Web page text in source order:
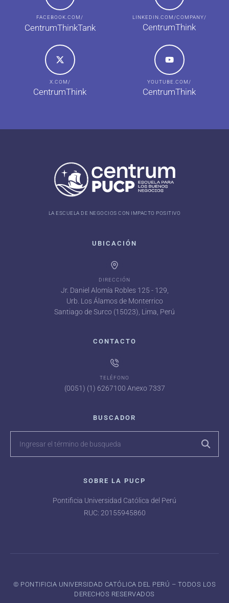
FACEBOOK.COM/
CentrumThinkTank
LINKEDIN.COM/COMPANY/
CentrumThink
X.COM/
CentrumThink
YOUTUBE.COM/
CentrumThink
LA ESCUELA DE NEGOCIOS CON IMPACTO POSITIVO
UBICACIÓN
DIRECCIÓN
Jr. Daniel Alomía Robles 125 - 129,
Urb. Los Álamos de Monterrico
Santiago de Surco (15023), Lima, Perú
CONTACTO
TELÉFONO
(0051) (1) 6267100 Anexo 7337
BUSCADOR
SOBRE LA PUCP
Pontificia Universidad Católica del Perú
RUC: 20155945860
©️ PONTIFICIA UNIVERSIDAD CATÓLICA DEL PERÚ – TODOS LOS
DERECHOS RESERVADOS